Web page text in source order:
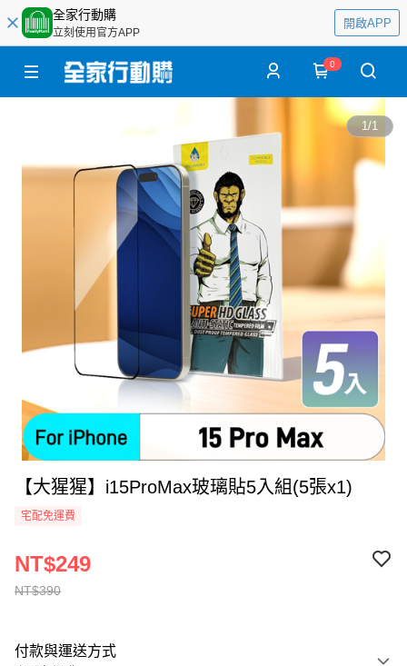
全家行動購
立刻使用官方APP
開啟APP
0
1/1
【大猩猩】i15ProMax玻璃貼5入組(5張x1)
宅配免運費
NT$390
NT$249
付款與運送方式